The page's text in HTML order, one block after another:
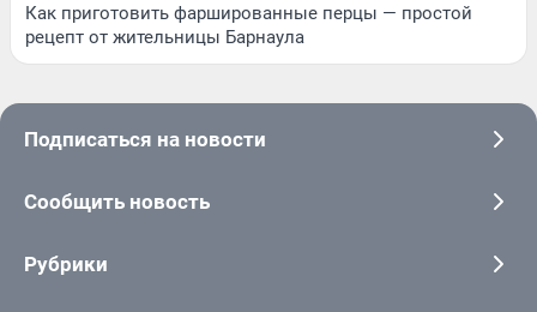
Как приготовить фаршированные перцы — простой
рецепт от жительницы Барнаула
Подписаться на новости
Сообщить новость
Рубрики